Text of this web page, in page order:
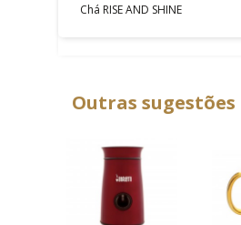
Chá RISE AND SHINE
Outras sugestões